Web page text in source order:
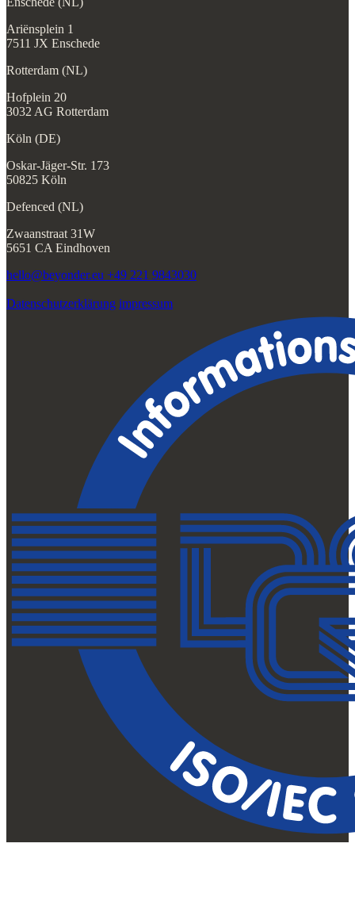
Ariënsplein 1
7511 JX Enschede
Rotterdam (NL)
Hofplein 20
3032 AG Rotterdam
Köln (DE)
Oskar-Jäger-Str. 173
50825 Köln
Defenced (NL)
Zwaanstraat 31W
5651 CA Eindhoven
hello@beyonder.eu +49 221 9843030
Datenschutzerklärung impressum